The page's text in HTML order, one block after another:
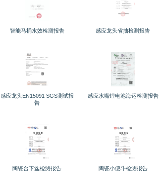
智能马桶水效检测报告 感应龙头省抽检测报告
感应龙头EN15091 SGS测试报
告
感应水嘴锂电池海运检测报告
陶瓷台下盆检测报告 陶瓷小便斗检测报告